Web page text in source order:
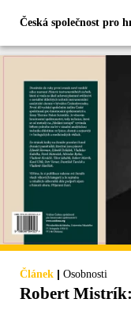
Česká společnost pro
Článek | Osobnosti
Robert